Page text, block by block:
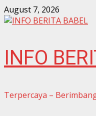
Skip
to
August 7, 2026
INFO
Terpercaya –